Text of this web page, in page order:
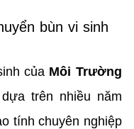
bùn vi sinh
của Môi Trường
trên nhiều năm
tính chuyên nghiệp